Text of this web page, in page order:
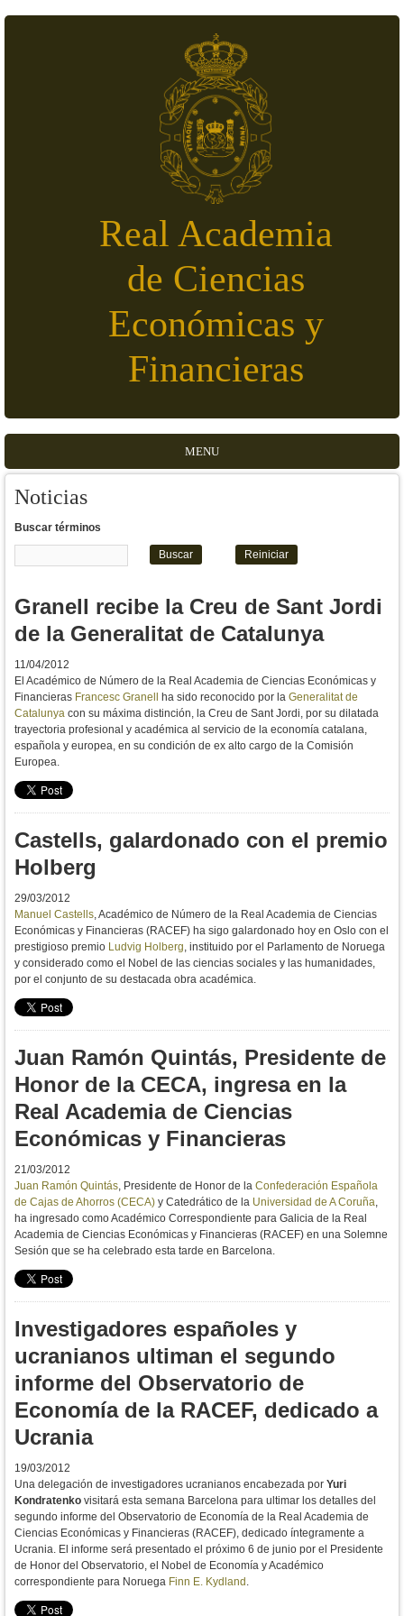
Real Academia
de Ciencias
Económicas y
Financieras
MENU
Noticias
Buscar términos
Granell recibe la Creu de Sant Jordi
de la Generalitat de Catalunya
11/04/2012
El Académico de Número de la Real Academia de Ciencias Económicas y
Financieras Francesc Granell ha sido reconocido por la Generalitat de
Catalunya con su máxima distinción, la Creu de Sant Jordi, por su dilatada
trayectoria profesional y académica al servicio de la economía catalana,
española y europea, en su condición de ex alto cargo de la Comisión
Europea.
Castells, galardonado con el premio
Holberg
29/03/2012
Manuel Castells, Académico de Número de la Real Academia de Ciencias
Económicas y Financieras (RACEF) ha sigo galardonado hoy en Oslo con el
prestigioso premio Ludvig Holberg, instituido por el Parlamento de Noruega
y considerado como el Nobel de las ciencias sociales y las humanidades,
por el conjunto de su destacada obra académica.
Juan Ramón Quintás, Presidente de
Honor de la CECA, ingresa en la
Real Academia de Ciencias
Económicas y Financieras
21/03/2012
Juan Ramón Quintás, Presidente de Honor de la Confederación Española
de Cajas de Ahorros (CECA) y Catedrático de la Universidad de A Coruña,
ha ingresado como Académico Correspondiente para Galicia de la Real
Academia de Ciencias Económicas y Financieras (RACEF) en una Solemne
Sesión que se ha celebrado esta tarde en Barcelona.
Investigadores españoles y
ucranianos ultiman el segundo
informe del Observatorio de
Economía de la RACEF, dedicado a
Ucrania
19/03/2012
Una delegación de investigadores ucranianos encabezada por Yuri
Kondratenko visitará esta semana Barcelona para ultimar los detalles del
segundo informe del Observatorio de Economía de la Real Academia de
Ciencias Económicas y Financieras (RACEF), dedicado íntegramente a
Ucrania. El informe será presentado el próximo 6 de junio por el Presidente
de Honor del Observatorio, el Nobel de Economía y Académico
correspondiente para Noruega Finn E. Kydland .